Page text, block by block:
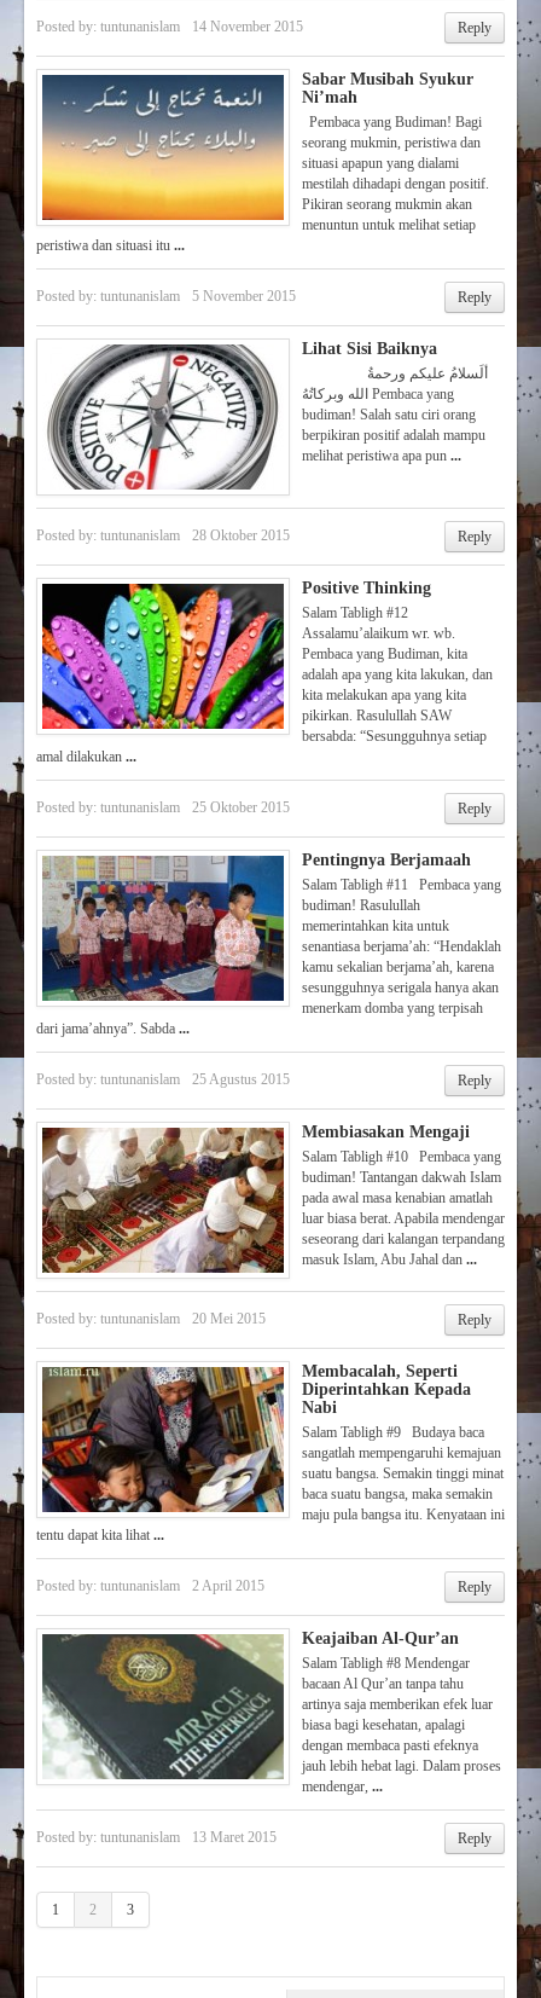
Posted by: tuntunanislam 14 November 2015 Reply
Sabar Musibah Syukur
Ni’mah
Pembaca yang Budiman! Bagi
seorang mukmin, peristiwa dan
situasi apapun yang dialami
mestilah dihadapi dengan positif.
Pikiran seorang mukmin akan
menuntun untuk melihat setiap
peristiwa dan situasi itu ...
Posted by: tuntunanislam 5 November 2015 Reply
Lihat Sisi Baiknya
الله وبركاتُهُ Pembaca yang
budiman! Salah satu ciri orang
berpikiran positif adalah mampu
melihat peristiwa apa pun ...
Posted by: tuntunanislam 28 Oktober 2015 Reply
Positive Thinking
Salam Tabligh #12
Assalamu’alaikum wr. wb.
Pembaca yang Budiman, kita
adalah apa yang kita lakukan, dan
kita melakukan apa yang kita
pikirkan. Rasulullah SAW
bersabda: “Sesungguhnya setiap
amal dilakukan ...
Posted by: tuntunanislam 25 Oktober 2015 Reply
Pentingnya Berjamaah
Salam Tabligh #11 Pembaca yang
budiman! Rasulullah
memerintahkan kita untuk
senantiasa berjama’ah: “Hendaklah
kamu sekalian berjama’ah, karena
sesungguhnya serigala hanya akan
menerkam domba yang terpisah
dari jama’ahnya”. Sabda ...
Posted by: tuntunanislam 25 Agustus 2015 Reply
Membiasakan Mengaji
Salam Tabligh #10 Pembaca yang
budiman! Tantangan dakwah Islam
pada awal masa kenabian amatlah
luar biasa berat. Apabila mendengar
seseorang dari ka­langan terpandang
masuk Islam, Abu Ja­hal dan ...
Posted by: tuntunanislam 20 Mei 2015 Reply
Membacalah, Seperti
Diperintahkan Kepada
Nabi
Salam Tabligh #9 Budaya baca
sangatlah mempengaruhi kemajuan
suatu bangsa. Semakin tinggi minat
baca suatu bangsa, maka semakin
maju pula bangsa itu. Kenyataan ini
tentu dapat kita lihat ...
Posted by: tuntunanislam 2 April 2015 Reply
Keajaiban Al-Qur’an
Salam Tabligh #8 Mendengar
bacaan Al Qur’an tanpa tahu
artinya saja memberikan efek luar
biasa bagi kesehatan, apalagi
dengan membaca pasti efeknya
jauh lebih hebat lagi. Dalam proses
mendengar, ...
Posted by: tuntunanislam 13 Maret 2015 Reply
1 2 3